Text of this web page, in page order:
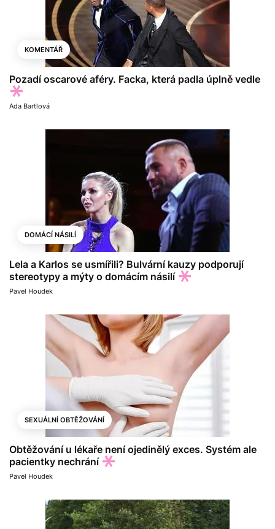
KOMENTÁŘ
Pozadí oscarové aféry. Facka, která padla úplně vedle
Ada Bartlová
DOMÁCÍ NÁSILÍ
Lela a Karlos se usmířili? Bulvární kauzy podporují
stereotypy a mýty o domácím násilí
Pavel Houdek
SEXUÁLNÍ OBTĚŽOVÁNÍ
Obtěžování u lékaře není ojedinělý exces. Systém ale
pacientky nechrání
Pavel Houdek